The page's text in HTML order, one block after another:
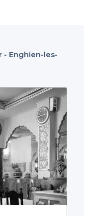
- Enghien-les-